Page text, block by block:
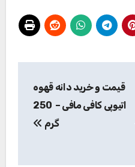
قیمت و خرید دانه قهوه
اتیوپی کافی مافی – 250
گرم